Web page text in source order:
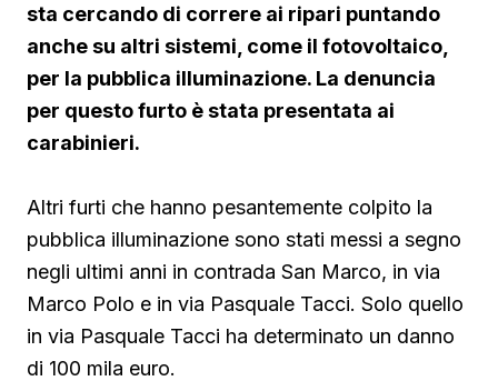
sta cercando di correre ai ripari puntando
anche su altri sistemi, come il fotovoltaico,
per la pubblica illuminazione. La denuncia
per questo furto è stata presentata ai
carabinieri.
Altri furti che hanno pesantemente colpito la
pubblica illuminazione sono stati messi a segno
negli ultimi anni in contrada San Marco, in via
Marco Polo e in via Pasquale Tacci. Solo quello
in via Pasquale Tacci ha determinato un danno
di 100 mila euro.